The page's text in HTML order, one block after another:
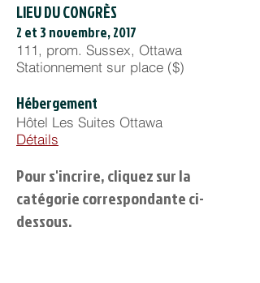
LIEU DU CONGRÈS
2 et 3 novembre, 2017
111, prom. Sussex, Ottawa
Stationnement sur place ($)
Hébergement
Hôtel Les Suites Ottawa
Détails
Pour s'incrire, cliquez sur la
catégorie correspondante ci-
dessous.